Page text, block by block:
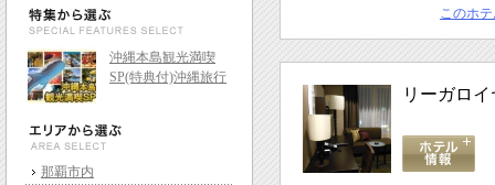
このホ
リーガロ
沖縄本島観光満喫
SP(特典付)沖縄旅行
那覇市内